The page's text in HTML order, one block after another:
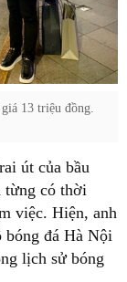
13 triệu đồng.
út của bầu
từng có thời
việc. Hiện, anh
đá Hà Nội
lịch sử bóng